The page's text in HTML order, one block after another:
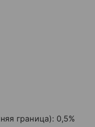
граница): 0,5%